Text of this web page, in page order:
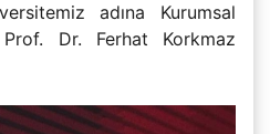
adına Kurumsal
Dr. Ferhat Korkmaz